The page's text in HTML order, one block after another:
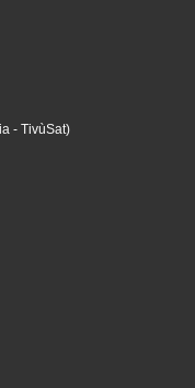
- TivùSat)